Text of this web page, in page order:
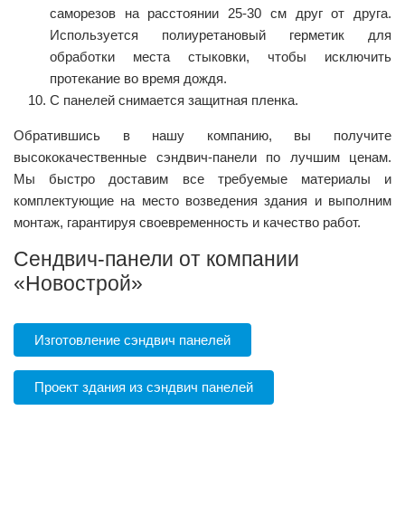
саморезов на расстоянии 25-30 см друг от друга.
Используется полиуретановый герметик для
обработки места стыковки, чтобы исключить
протекание во время дождя.
С панелей снимается защитная пленка.
Обратившись в нашу компанию, вы получите
высококачественные сэндвич-панели по лучшим ценам.
Мы быстро доставим все требуемые материалы и
комплектующие на место возведения здания и выполним
монтаж, гарантируя своевременность и качество работ.
Сендвич-панели от компании
«Новострой»
Изготовление сэндвич панелей
Проект здания из сэндвич панелей